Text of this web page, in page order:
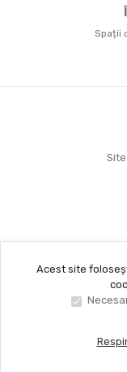
Spații
Acest site